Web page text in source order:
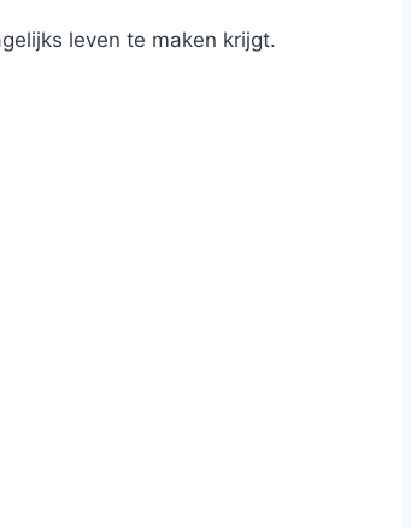
leven te maken krijgt.